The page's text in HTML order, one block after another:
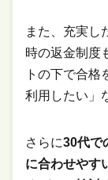
また、充実し
時の返金制度
トの下で合格
利用したい」
さらに30代で
に合わせやす